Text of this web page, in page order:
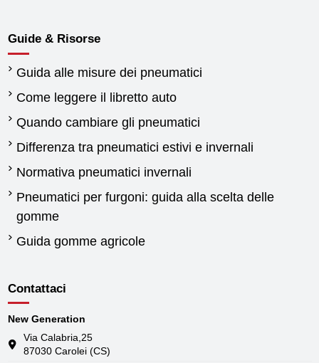
Guide & Risorse
Guida alle misure dei pneumatici
Come leggere il libretto auto
Quando cambiare gli pneumatici
Differenza tra pneumatici estivi e invernali
Normativa pneumatici invernali
Pneumatici per furgoni: guida alla scelta delle
gomme
Guida gomme agricole
Contattaci
New Generation
Via Calabria,25
87030 Carolei (CS)